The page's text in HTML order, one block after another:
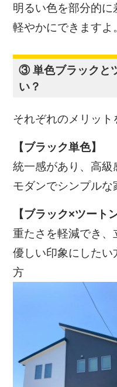
明るい色を部分的に
軽やかにできますよ
③ 単色ブラックと
い？
それぞれのメリット
【ブラック単色】
統一感があり、高級
モダンでシンプルな
【ブラック×ツートン
重たさを軽減でき、
優しい印象にした
方